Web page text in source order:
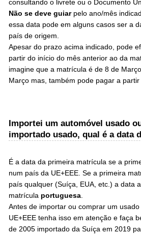
consultando o livrete ou o Documento
Não se deve guiarpelo ano/mês
essa data pode em alguns casos ser a
país de origem.
Apesar do prazo acima indicado, pode
partir do início do mês anterior ao da
imagine que a matrícula é de 8 de
Março mas, também pode pagar a
Importei um automóvel usado
importado usado, qual é a data
É a data da primeira matrícula se a
num país da UE+EEE. Se a primeira
país qualquer (Suíça, EUA, etc.) a data
matrícula portuguesa.
Antes de importar ou comprar um
UE+EEE tenha isso em atenção e faça
de 2005 importado da Suíça em 2019